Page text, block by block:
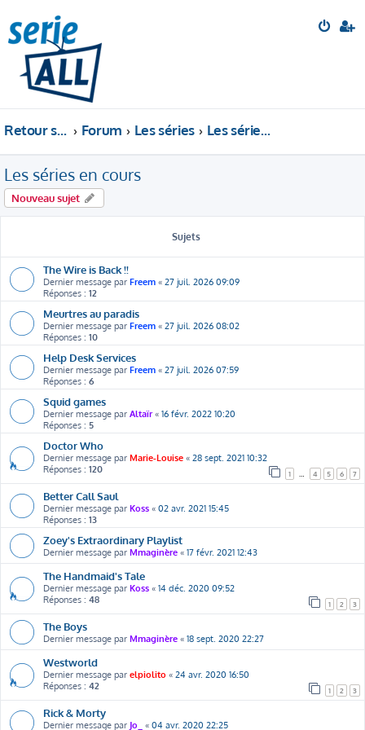
Retour sur le site Forum Les séries Les séries en cours
Les séries en cours
Nouveau sujet
Sujets
The Wire is Back !!
Dernier message par Freem « 27 juil. 2026 09:09
Réponses : 12
Meurtres au paradis
Dernier message par Freem « 27 juil. 2026 08:02
Réponses : 10
Help Desk Services
Dernier message par Freem « 27 juil. 2026 07:59
Réponses : 6
Squid games
Dernier message par Altaïr« 16 févr. 2022 10:20
Réponses : 5
Doctor Who
Dernier message par Marie-Louise « 28 sept. 2021 10:32
Réponses : 120 1 4 5 6 7
Better Call Saul
Dernier message par Koss « 02 avr. 2021 15:45
Réponses : 13
Zoey's Extraordinary Playlist
Dernier message par Mmaginère « 17 févr. 2021 12:43
The Handmaid's Tale
Dernier message par Koss « 14 déc. 2020 09:52
Réponses : 48 1 2 3
The Boys
Dernier message par Mmaginère « 18 sept. 2020 22:27
Westworld
Dernier message par elpiolito « 24 avr. 2020 16:50
Réponses : 42 1 2 3
Rick & Morty
Dernier message par Jo_ « 04 avr. 2020 22:25